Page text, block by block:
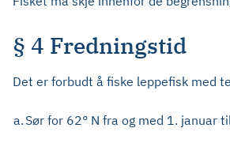
§ 4 Fredningstid
Det er forbudt å fiske leppefisk med
a. Sør for 62° N fra og med 1. januar